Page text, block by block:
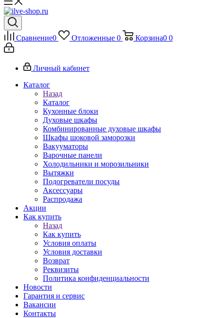
Сравнение0 Отложенные 0 Корзина0 0
Личный кабинет
Каталог
Назад
Каталог
Кухонные блоки
Духовые шкафы
Комбинированные духовые шкафы
Шкафы шоковой заморозки
Вакууматоры
Варочные панели
Холодильники и морозильники
Вытяжки
Подогреватели посуды
Аксессуары
Распродажа
Акции
Как купить
Назад
Как купить
Условия оплаты
Условия доставки
Возврат
Реквизиты
Политика конфиденциальности
Новости
Гарантия и сервис
Вакансии
Контакты